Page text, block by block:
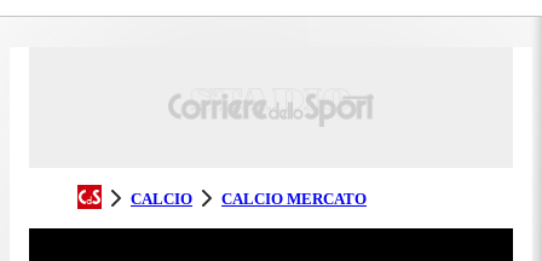
CALCIO CALCIO MERCATO